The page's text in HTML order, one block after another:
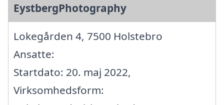
EystbergPhotography
Lokegården 4, 7500 Holstebro
Ansatte:
Startdato: 20. maj 2022,
Virksomhedsform: